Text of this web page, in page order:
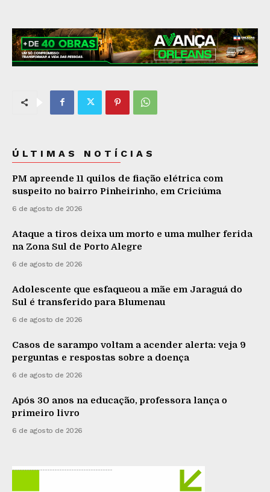
ÚLTIMAS NOTÍCIAS
PM apreende 11 quilos de fiação elétrica com
suspeito no bairro Pinheirinho, em Criciúma
6 de agosto de 2026
Ataque a tiros deixa um morto e uma mulher ferida
na Zona Sul de Porto Alegre
6 de agosto de 2026
Adolescente que esfaqueou a mãe em Jaraguá do
Sul é transferido para Blumenau
6 de agosto de 2026
Casos de sarampo voltam a acender alerta: veja 9
perguntas e respostas sobre a doença
6 de agosto de 2026
Após 30 anos na educação, professora lança o
primeiro livro
6 de agosto de 2026